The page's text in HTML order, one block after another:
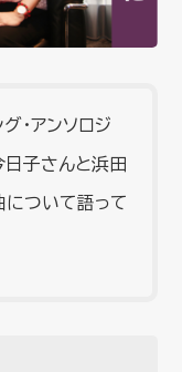
・アンソロジ
日子さんと浜田
について語って